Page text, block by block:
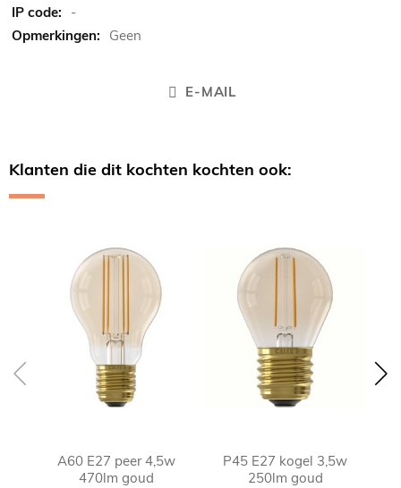
-
Geen
E-MAIL
Klanten die dit kochten kochten ook:
A60 E27 peer 4,5w
470lm goud
P45 E27 kogel 3,5w
250lm goud